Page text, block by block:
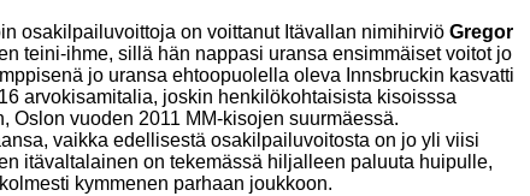
osakilpailuvoittoja on voittanut Itävallan nimihirviö Gregor
teini-ihme, sillä hän nappasi uransa ensimmäiset voitot jo
jo uransa ehtoopuolella oleva Innsbruckin kasvatti
arvokisamitalia, joskin henkilökohtaisista kisoisssa
Oslon vuoden 2011 MM-kisojen suurmäessä.
vaikka edellisestä osakilpailuvoitosta on jo yli viisi
itävaltalainen on tekemässä hiljalleen paluuta huipulle,
kymmenen parhaan joukkoon.